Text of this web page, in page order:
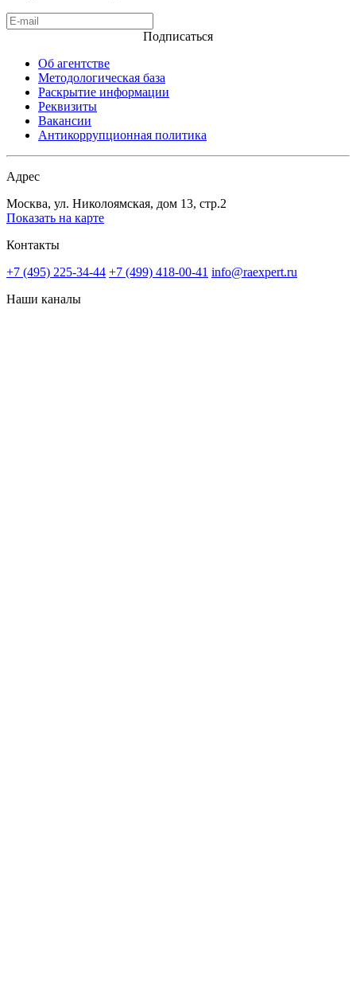
Подписаться
Об агентстве
Методологическая база
Раскрытие информации
Реквизиты
Вакансии
Антикоррупционная политика
Адрес
Москва, ул. Николоямская, дом 13, стр.2
Показать на карте
Контакты
+7 (495) 225-34-44 +7 (499) 418-00-41 info@raexpert.ru
Наши каналы